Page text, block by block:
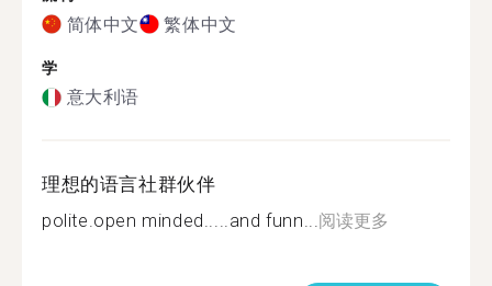
简体中文 繁体中文
学
意大利语
理想的语言社群伙伴
polite.open minded.....and funn...阅读更多